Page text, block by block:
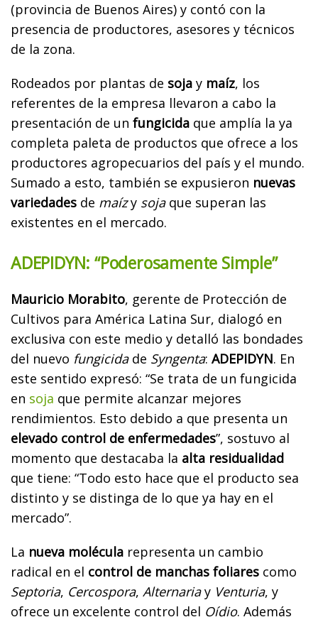
(provincia de Buenos Aires) y contó con la
presencia de productores, asesores y técnicos
de la zona.
Rodeados por plantas de soja y maíz, los
referentes de la empresa llevaron a cabo la
presentación de un fungicida que amplía la ya
completa paleta de productos que ofrece a los
productores agropecuarios del país y el mundo.
Sumado a esto, también se expusieron nuevas
variedades de maízy sojaque superan las
existentes en el mercado.
ADEPIDYN: “Poderosamente Simple”
Mauricio Morabito, gerente de Protección de
Cultivos para América Latina Sur, dialogó en
exclusiva con este medio y detalló las bondades
del nuevo fungicidade Syngenta: ADEPIDYN. En
este sentido expresó: “Se trata de un fungicida
en soja que permite alcanzar mejores
rendimientos. Esto debido a que presenta un
elevado control de enfermedades”, sostuvo al
momento que destacaba la alta residualidad
que tiene: “Todo esto hace que el producto sea
distinto y se distinga de lo que ya hay en el
mercado”.
La nueva molécula representa un cambio
radical en el control de manchas foliares como
Septoria, Cercospora, Alternariay Venturia, y
ofrece un excelente control del Oídio. Además